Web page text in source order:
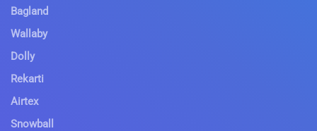
Bagland
Wallaby
Dolly
Rekarti
Airtex
Snowball